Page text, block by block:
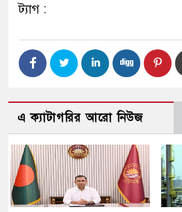
ট্যাগ :
এ ক্যাটাগরির আরো নিউজ